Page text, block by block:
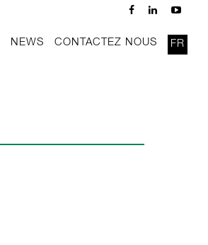
NEWS CONTACTEZ NOUS FR